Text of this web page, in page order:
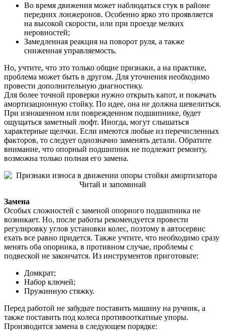
Во время движения может наблюдаться стук в районе
передних лонжеронов. Особенно ярко это проявляется
на высокой скорости, или при проезде мелких
неровностей;
Замедленная реакция на поворот руля, а также
сниженная управляемость.
Но, учтите, что это только общие признаки, а на практике,
проблема может быть в другом. Для уточнения необходимо
провести дополнительную диагностику.
Для более точной проверки нужно открыть капот, и покачать
амортизационную стойку. По идее, она не должна шевелиться.
При изношенном или поврежденном подшипнике, будет
ощущаться заметный люфт. Иногда, могут слышаться
характерные щелчки. Если имеются любые из перечисленных
факторов, то следует однозначно заменять детали. Обратите
внимание, что опорный подшипник не подлежит ремонту,
возможна только полная его замена.
Замена
Особых сложностей с заменой опорного подшипника не
возникает. Но, после работы рекомендуется провести
регулировку углов установки колес, поэтому в автосервис
ехать все равно придется. Также учтите, что необходимо сразу
менять оба опорника, в противном случае, проблемы с
подвеской не закончатся. Из инструментов приготовьте:
Домкрат;
Набор ключей;
Пружинную стяжку.
Перед работой не забудьте поставить машину на ручник, а
также поставить под колеса противооткатные упоры.
Производится замена в следующем порядке: